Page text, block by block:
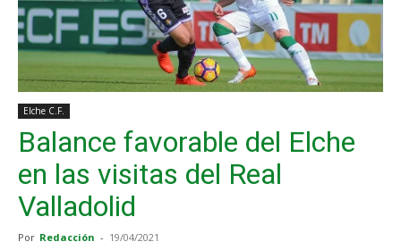
Elche C.F.
Balance favorable del Elche
en las visitas del Real
Valladolid
Por Redacción - 19/04/2021